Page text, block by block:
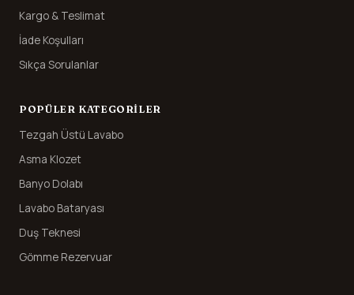
Kargo & Teslimat
İade Koşulları
Sıkça Sorulanlar
POPÜLER KATEGORILER
Tezgah Üstü Lavabo
Asma Klozet
Banyo Dolabı
Lavabo Bataryası
Duş Teknesi
Gömme Rezervuar